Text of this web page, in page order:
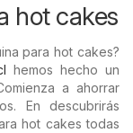
hot cakes
para hot cakes?
hemos hecho un
a ahorrar
En descubrirás
hot cakes todas